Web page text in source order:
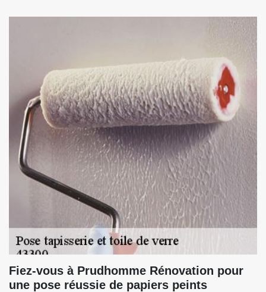
Fiez-vous à Prudhomme Rénovation pour
une pose réussie de papiers peints